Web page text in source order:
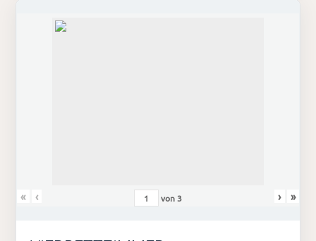
« ‹ von3 › »